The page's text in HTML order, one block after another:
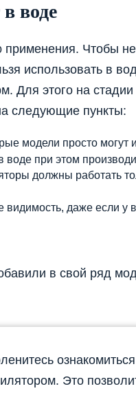
воде
Чтобы не
использовать в
Для этого на
следующие пункты:
модели просто могут
при этом
должны работать
видимость, даже если у
в свой ряд
Это